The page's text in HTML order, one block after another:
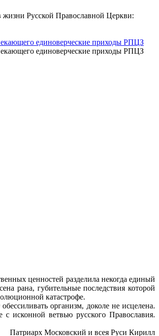
Русской Православной Церкви:
единоверческие приходы РПЦЗ
единоверческие приходы РПЦЗ
ценностей разделила некогда единый
рана, губительные последствия которой
катастрофе.
организм, доколе не исцелена.
исконной ветвью русского Православия.
Патриарх Московский и всея Руси Кирилл